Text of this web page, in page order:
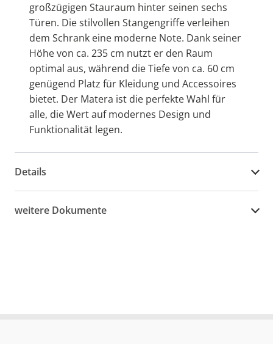
großzügigen Stauraum hinter seinen sechs
Türen. Die stilvollen Stangengriffe verleihen
dem Schrank eine moderne Note. Dank seiner
Höhe von ca. 235 cm nutzt er den Raum
optimal aus, während die Tiefe von ca. 60 cm
genügend Platz für Kleidung und Accessoires
bietet. Der Matera ist die perfekte Wahl für
alle, die Wert auf modernes Design und
Funktionalität legen.
Details
weitere Dokumente